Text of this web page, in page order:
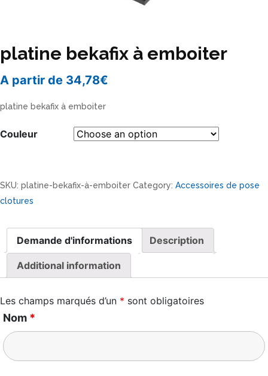
platine bekafix à emboiter
A partir de 34,78€
platine bekafix à emboiter
Couleur
SKU: platine-bekafix-à-emboiter Category: Accessoires de pose
clotures
Demande d'informations Description
Additional information
Les champs marqués d’un * sont obligatoires
Nom *